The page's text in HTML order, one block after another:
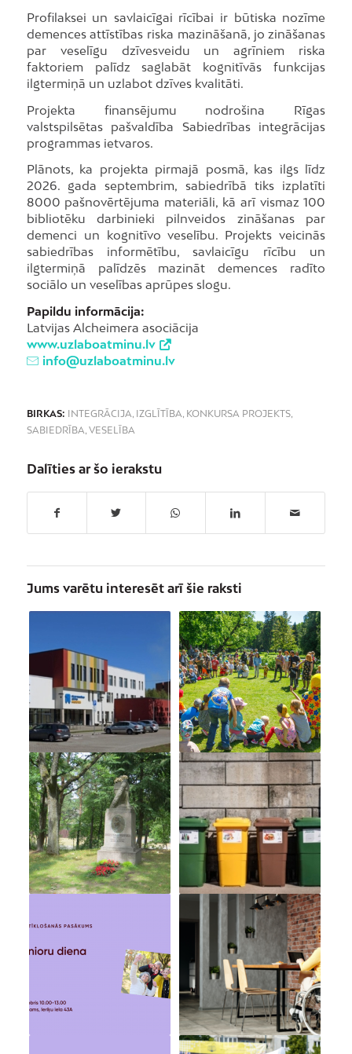
Profilaksei un savlaicīgai rīcībai ir būtiska nozīme
demences attīstības riska mazināšanā, jo zināšanas
par veselīgu dzīvesveidu un agrīniem riska
faktoriem palīdz saglabāt kognitīvās funkcijas
ilgtermiņā un uzlabot dzīves kvalitāti.
Projekta finansējumu nodrošina Rīgas
valstspilsētas pašvaldība Sabiedrības integrācijas
programmas ietvaros.
Plānots, ka projekta pirmajā posmā, kas ilgs līdz
2026. gada septembrim, sabiedrībā tiks izplatīti
8000 pašnovērtējuma materiāli, kā arī vismaz 100
bibliotēku darbinieki pilnveidos zināšanas par
demenci un kognitīvo veselību. Projekts veicinās
sabiedrības informētību, savlaicīgu rīcību un
ilgtermiņā palīdzēs mazināt demences radīto
sociālo un veselības aprūpes slogu.
Papildu informācija:
Latvijas Alcheimera asociācija
www.uzlaboatminu.lv
info@uzlaboatminu.lv
BIRKAS: INTEGRĀCIJA, IZGLĪTĪBA, KONKURSA PROJEKTS,
SABIEDRĪBA, VESELĪBA
Dalīties ar šo ierakstu
Jums varētu interesēt arī šie raksti